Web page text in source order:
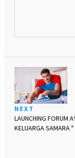
NEXT
LAUNCHING FORUM
KELUARGA SAMARA "